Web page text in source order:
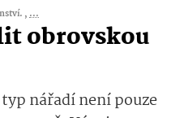
,...
obrovskou
nářadí není pouze